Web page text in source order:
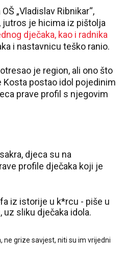
„Vladislav Ribnikar“,
jutros je hicima iz pištolja
dječaka, kao i radnika
i nastavnicu teško ranio.
je region, ali ono što
postao idol pojedinim
prave profil s njegovim
djeca su na
profile dječaka koji je
iz istorije u k*rcu - piše u
uz sliku dječaka idola.
ne grize savjest, niti su im vrijedni